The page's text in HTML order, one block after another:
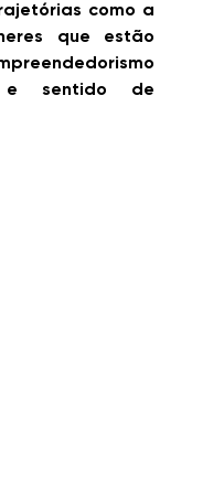
como a
que estão
e sentido de